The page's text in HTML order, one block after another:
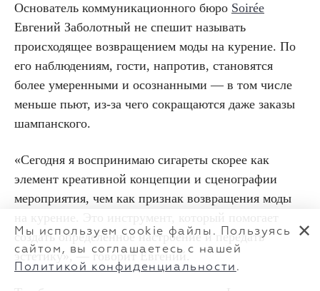
Основатель коммуникационного бюро Soirée
Евгений Заболотный не спешит называть
происходящее возвращением моды на курение. По
его наблюдениям, гости, напротив, становятся
более умеренными и осознанными — в том числе
меньше пьют, из-за чего сокращаются даже заказы
шампанского.
«Сегодня я воспринимаю сигареты скорее как
элемент креативной концепции и сценографии
мероприятия, чем как признак возвращения моды
создать определенное настроение и передать
эстетику», — говорит Евгений.
Мы используем cookie файлы. Пользуясь
сайтом, вы соглашаетесь с нашей
Политикой конфиденциальности .
✕